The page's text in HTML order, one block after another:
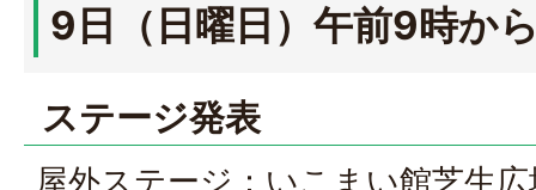
9日（日曜日）午前9時か
ステージ発表
屋外ステージ：いこまい館芝生